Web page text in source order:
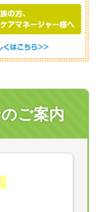
ご案内